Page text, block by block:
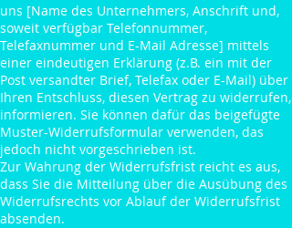
uns [Name des Unternehmers, Anschrift und,
soweit verfügbar Telefonnummer,
Telefaxnummer und E-Mail Adresse] mittels
einer eindeutigen Erklärung (z.B. ein mit der
Post versandter Brief, Telefax oder E-Mail) über
Ihren Entschluss, diesen Vertrag zu widerrufen,
informieren. Sie können dafür das beigefügte
Muster-Widerrufsformular verwenden, das
jedoch nicht vorgeschrieben ist.
Zur Wahrung der Widerrufsfrist reicht es aus,
dass Sie die Mitteilung über die Ausübung des
Widerrufsrechts vor Ablauf der Widerrufsfrist
absenden.